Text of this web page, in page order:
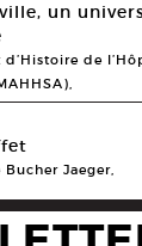
, 2011.
N. Ireland, ©
un univers
d’Histoire de
Bucher Jaeger,